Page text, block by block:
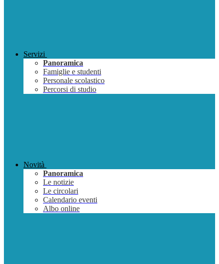
Servizi
Panoramica
Famiglie e studenti
Personale scolastico
Percorsi di studio
Novità
Panoramica
Le notizie
Le circolari
Calendario eventi
Albo online